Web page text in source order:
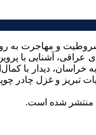
و مهاجرت به
عراقی، آشنایی با
‌دیدار با
تبریز و غزل
منتشر شده است.